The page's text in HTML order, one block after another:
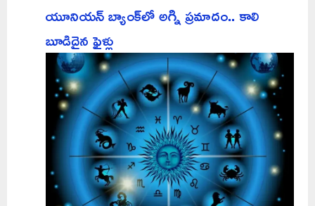
యూనియన్ బ్యాంక్‌లో అగ్ని ప్రమాదం.. కాలి
బూడిదైన ఫైళ్లు